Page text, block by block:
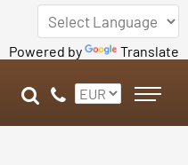
Powered by Translate